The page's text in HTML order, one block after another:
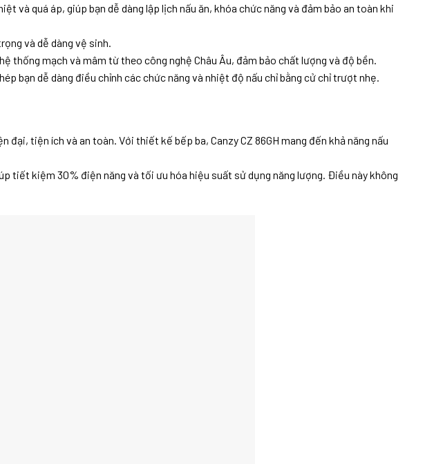
và quá áp, giúp bạn dễ dàng lập lịch nấu ăn, khóa chức năng và đảm bảo an toàn khi
và dễ dàng vệ sinh.
thống mạch và mâm từ theo công nghệ Châu Âu, đảm bảo chất lượng và độ bền.
bạn dễ dàng điều chỉnh các chức năng và nhiệt độ nấu chỉ bằng cử chỉ trượt nhẹ.
tiện ích và an toàn. Với thiết kế bếp ba, Canzy CZ 86GH mang đến khả năng nấu
tiết kiệm 30% điện năng và tối ưu hóa hiệu suất sử dụng năng lượng. Điều này không